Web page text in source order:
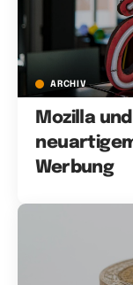
ARCHIV
Mozilla
Werbung